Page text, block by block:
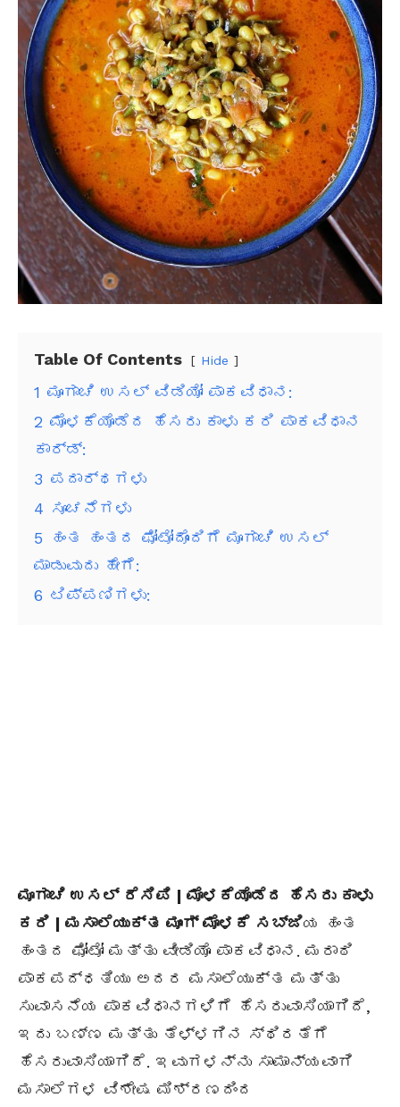
Table Of Contents Hide
1 ಮೂಗಾಚಿ ಉಸಲ್ ವಿಡಿಯೋ ಪಾಕವಿಧಾನ:
2 ಮೊಳಕೆಯೊಡೆದ ಹೆಸರು ಕಾಳು ಕರಿ ಪಾಕವಿಧಾನ
ಕಾರ್ಡ್:
3 ಪದಾರ್ಥಗಳು
4 ಸೂಚನೆಗಳು
5
ಹಂತ ಹಂತದ ಫೋಟೋದೊಂದಿಗೆ ಮೂಗಾಚಿ ಉಸಲ್
ಮಾಡುವುದು ಹೇಗೆ:
6 ಟಿಪ್ಪಣಿಗಳು:
ಮೂಗಾಚಿ ಉಸಲ್ ರೆಸಿಪಿ | ಮೊಳಕೆಯೊಡೆದ ಹೆಸರು ಕಾಳು
ಕರಿ | ಮಸಾಲೆಯುಕ್ತ ಮೂಂಗ್ ಮೊಳಕೆ ಸಬ್ಜಿಯ ಹಂತ
ಹಂತದ ಫೋಟೋ ಮತ್ತು ವೀಡಿಯೊ ಪಾಕವಿಧಾನ. ಮರಾಠಿ
ಪಾಕಪದ್ಧತಿಯು ಅದರ ಮಸಾಲೆಯುಕ್ತ ಮತ್ತು
ಸುವಾಸನೆಯ ಪಾಕವಿಧಾನಗಳಿಗೆ ಹೆಸರುವಾಸಿಯಾಗಿದೆ,
ಇದು ಬಣ್ಣ ಮತ್ತು ತೆಳ್ಳಗಿನ ಸ್ಥಿರತೆಗೆ
ಹೆಸರುವಾಸಿಯಾಗಿದೆ. ಇವುಗಳನ್ನು ಸಾಮಾನ್ಯವಾಗಿ
ಮಸಾಲೆಗಳ ವಿಶೇಷ ಮಿಶ್ರಣದಿಂದ